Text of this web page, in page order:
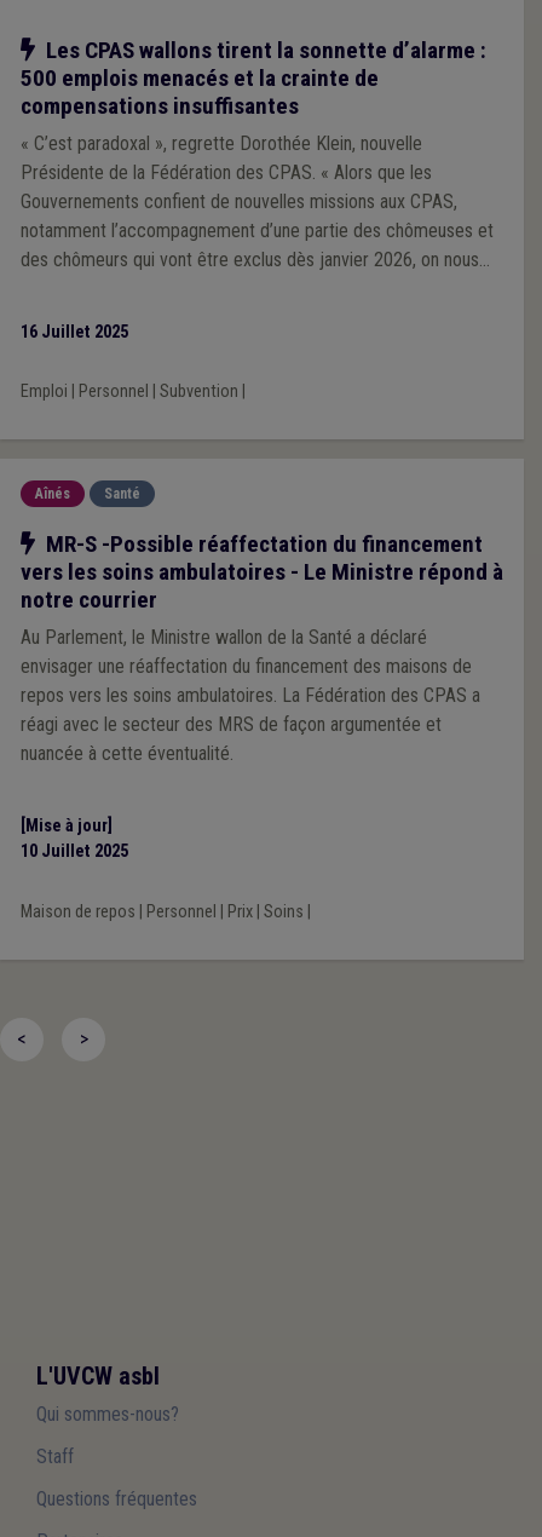
Notre action
Les CPAS wallons tirent la sonnette d’alarme :
500 emplois menacés et la crainte de
compensations insuffisantes
« C’est paradoxal », regrette Dorothée Klein, nouvelle
Présidente de la Fédération des CPAS. « Alors que les
Gouvernements confient de nouvelles missions aux CPAS,
notamment l’accompagnement d’une partie des chômeuses et
des chômeurs qui vont être exclus dès janvier 2026, on nous
16 Juillet 2025
Emploi Personnel Subvention
Aînés Santé
Notre action
MR-S -Possible réaffectation du financement
vers les soins ambulatoires - Le Ministre répond à
notre courrier
Au Parlement, le Ministre wallon de la Santé a déclaré
envisager une réaffectation du financement des maisons de
repos vers les soins ambulatoires. La Fédération des CPAS a
réagi avec le secteur des MRS de façon argumentée et
nuancée à cette éventualité.
[Mise à jour]
10 Juillet 2025
Maison de repos Personnel Prix| Soins
< >
L'UVCW asbl
Qui sommes-nous?
Staff
Questions fréquentes